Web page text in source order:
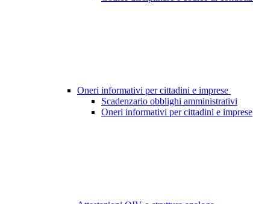
Oneri informativi per cittadini e imprese
Scadenzario obblighi amministrativi
Oneri informativi per cittadini e imprese